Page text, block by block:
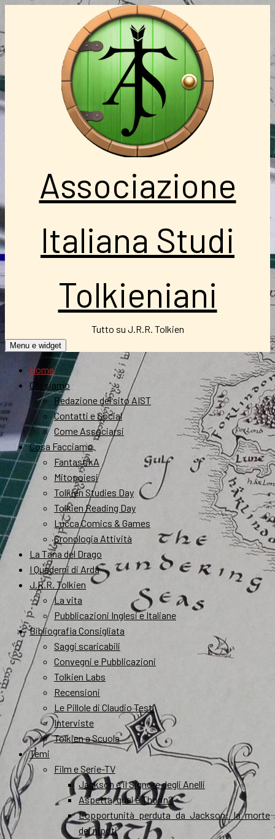
Associazione
Italiana Studi
Tolkieniani
Tutto su J.R.R. Tolkien
Menu e widget
Home
Chi siamo
Redazione del sito AIST
Contatti e Social
Come Associarsi
Cosa Facciamo
FantastikA
Mitopoiesi
Tolkien Studies Day
Tolkien Reading Day
Lucca Comics & Games
Cronologia Attività
La Tana del Drago
I Quaderni di Arda
J.R.R. Tolkien
La vita
Pubblicazioni Inglesi e Italiane
Bibliografia Consigliata
Saggi scaricabili
Convegni e Pubblicazioni
Tolkien Labs
Recensioni
Le Pillole di Claudio Testi
Interviste
Tolkien a Scuola
Temi
Film e Serie-TV
Jackson e il Signore degli Anelli
Aspetta, qual è Thorin?
L’opportunità perduta da Jackson: la morte
dei nipoti